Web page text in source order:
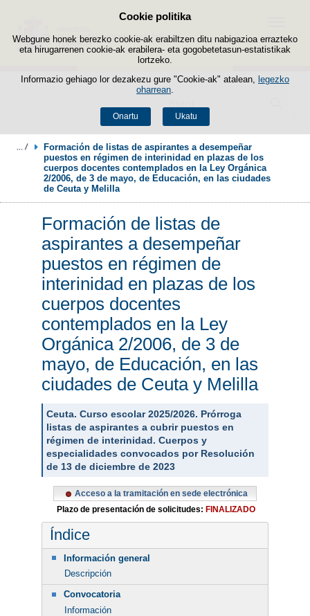
Cookie politika
Webgune honek berezko cookie-ak erabiltzen ditu nabigazioa errazteko
eta hirugarrenen cookie-ak erabilera- eta gogobetetasun-estatistikak
lortzeko.
Informazio gehiago lor dezakezu gure "Cookie-ak" atalean, legezko
oharrean
Onartu Ukatu
Edukira salto egin
Menua
Formación de listas de aspirantes a desempeñar
puestos en régimen de interinidad en plazas de los
cuerpos docentes contemplados en la Ley Orgánica
2/2006, de 3 de mayo, de Educación, en las ciudades
de Ceuta y Melilla
Formación de listas de
aspirantes a desempeñar
puestos en régimen de
interinidad en plazas de los
cuerpos docentes
contemplados en la Ley
Orgánica 2/2006, de 3 de
mayo, de Educación, en las
ciudades de Ceuta y Melilla
Ceuta. Curso escolar 2025/2026. Prórroga
listas de aspirantes a cubrir puestos en
régimen de interinidad. Cuerpos y
especialidades convocados por Resolución
de 13 de diciembre de 2023
Acceso a la tramitación en sede electrónica
Plazo de presentación de solicitudes: FINALIZADO
Índice
Información general
Descripción
Convocatoria
Información